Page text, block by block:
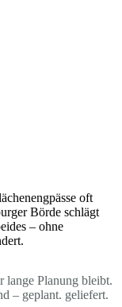
oft
Börde schlägt
– ohne
lange Planung bleibt.
– geplant. geliefert.